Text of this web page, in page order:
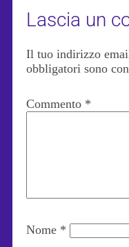
Lascia un
Il tuo indirizzo
obbligatori sono
Commento *
Nome *